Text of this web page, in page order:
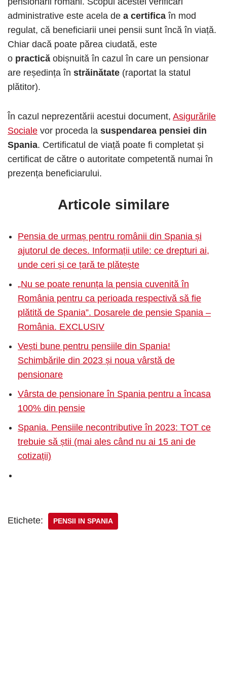
administrative este acela de a certifica în mod
regulat, că beneficiarii unei pensii sunt încă în viață.
Chiar dacă poate părea ciudată, este
o practică obișnuită în cazul în care un pensionar
are reședința în străinătate (raportat la statul
plătitor).
În cazul neprezentării acestui document, Asigurările
Sociale vor proceda la suspendarea pensiei din
Spania. Certificatul de viață poate fi completat și
certificat de către o autoritate competentă numai în
prezența beneficiarului.
Articole similare
Pensia de urmaș pentru românii din Spania și
ajutorul de deces. Informații utile: ce drepturi ai,
unde ceri și ce țară te plătește
„Nu se poate renunța la pensia cuvenită în
România pentru ca perioada respectivă să fie
plătită de Spania”. Dosarele de pensie Spania –
România. EXCLUSIV
Vești bune pentru pensiile din Spania!
Schimbările din 2023 și noua vârstă de
pensionare
Vârsta de pensionare în Spania pentru a încasa
100% din pensie
Spania. Pensiile necontributive în 2023: TOT ce
trebuie să știi (mai ales când nu ai 15 ani de
cotizații)
Etichete: PENSII IN SPANIA